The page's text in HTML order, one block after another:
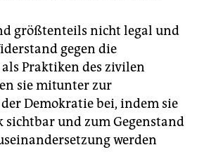
größtenteils nicht legal und
gegen die
Praktiken des zivilen
sie mitunter zur
Demokratie bei, indem sie
und zum Gegenstand
werden